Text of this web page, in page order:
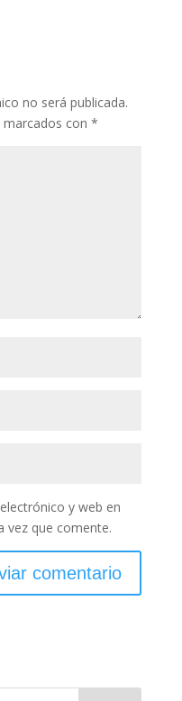
no será publicada.
con *
y web en
vez que comente.